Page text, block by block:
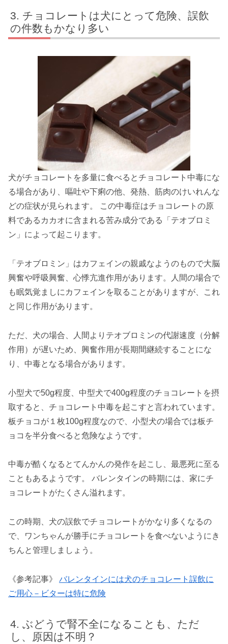
チョコレートは犬にとって危険、誤飲
の件数もかなり多い
犬がチョコレートを多量に食べるとチョコレート中毒にな
る場合があり、嘔吐や下痢の他、発熱、筋肉のけいれんな
どの症状が見られます。 この中毒症はチョコレートの原
料であるカカオに含まれる苦み成分である「テオブロミ
ン」によって起こります。
「テオブロミン」はカフェインの親戚なようのもので大脳
興奮や呼吸興奮、心悸亢進作用があります。人間の場合で
も眠気覚ましにカフェインを取ることがありますが、これ
と同じ作用があります。
ただ、犬の場合、人間よりテオブロミンの代謝速度（分解
作用）が遅いため、興奮作用が長期間継続することにな
り、中毒となる場合があります。
小型犬で50g程度、中型犬で400g程度のチョコレートを摂
取すると、チョコレート中毒を起こすと言われています。
板チョコが１枚100g程度なので、小型犬の場合では板チ
ョコを半分食べると危険なようです。
中毒が酷くなるとてんかんの発作を起こし、最悪死に至る
こともあるようです。 バレンタインの時期には、家にチ
ョコレートがたくさん溢れます。
この時期、犬の誤飲でチョコレートがかなり多くなるの
で、ワンちゃんが勝手にチョコレートを食べないようにき
ちんと管理しましょう。
《参考記事》 バレンタインには犬のチョコレート誤飲に
ご用心－ビターは特に危険
ぶどうで腎不全になることも、ただ
し、原因は不明？